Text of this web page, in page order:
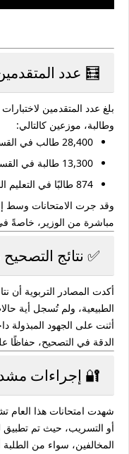
🧮 عدد المتقدمين
بلغ عدد المتقدمين
وطالبة، موزعين كالتالي:
28,400 طالب
في
13,300 طالبة
في
874 طالبًا
في التعليم
وقد جرت الامتحانات وسط
مباشرة من الوزير، خاصةً
✅ نتائج
أكدت المصادر التربوية أن
الطبيعية، ولم تُسجل أية
أثنت على الجهود المبذولة
الدقة في التصحيح، حفاظًا
🔐 إجراءات
شهدت امتحانات هذا العام
أو التسريب، حيث تم تطبيق
المخالفين، سواء من الطلبة